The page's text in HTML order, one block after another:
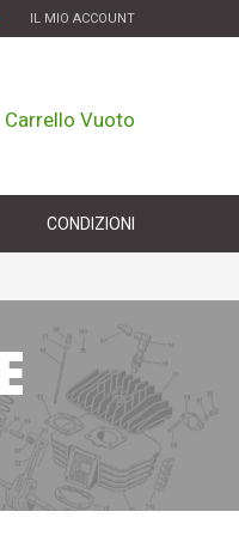
IL MIO ACCOUNT
Carrello Vuoto
CONDIZIONI